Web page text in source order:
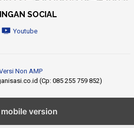
SOCIAL
Youtube
Non AMP
(Cp: 085 255 759 852)
version